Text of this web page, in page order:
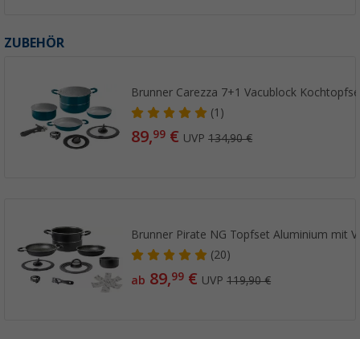
ZUBEHÖR
Brunner Carezza 7+1 Vacublock
(1)
89,99 € UVP134,90 €
Brunner Pirate NG Topfset Aluminium mit
(20)
ab 89,99 € UVP119,90 €